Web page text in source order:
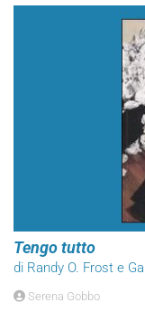
Tengo tutto
di Randy O. Frost e
Serena Gobbo